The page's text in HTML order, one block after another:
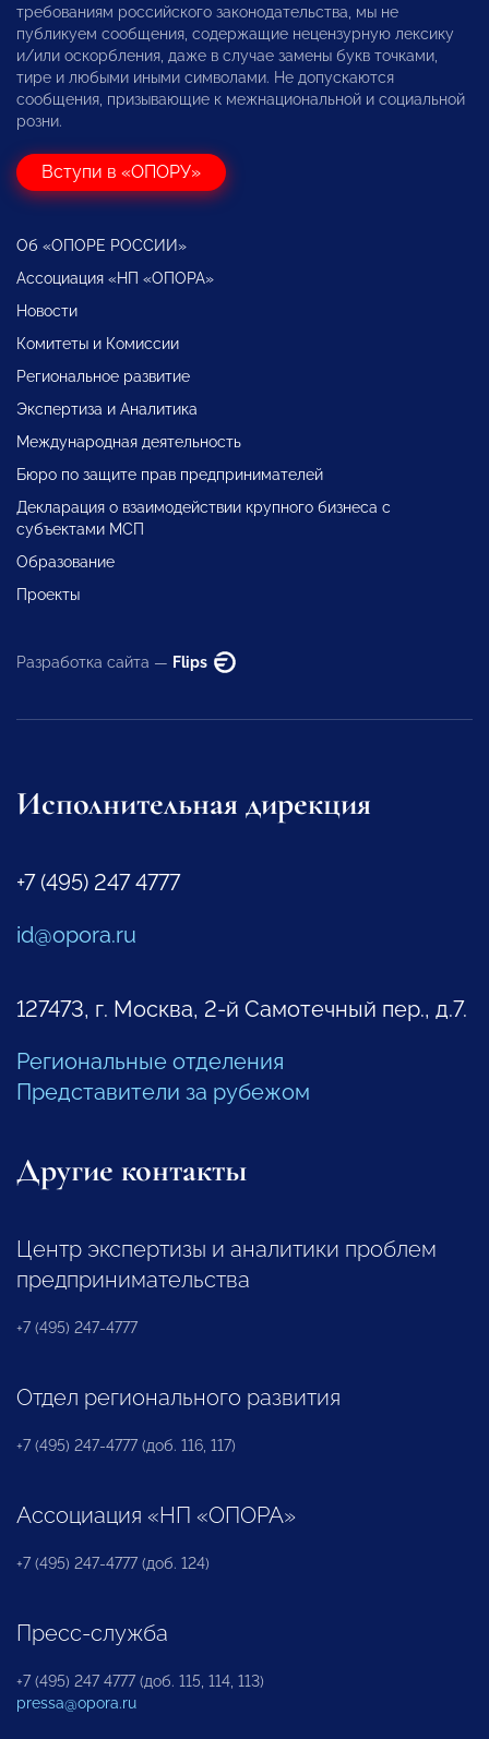
требованиям российского законодательства, мы не
публикуем сообщения, содержащие нецензурную лексику
и/или оскорбления, даже в случае замены букв точками,
тире и любыми иными символами. Не допускаются
сообщения, призывающие к межнациональной и социальной
розни.
Вступи в «ОПОРУ»
Об «ОПОРЕ РОССИИ»
Ассоциация «НП «ОПОРА»
Новости
Комитеты и Комиссии
Региональное развитие
Экспертиза и Аналитика
Международная деятельность
Бюро по защите прав предпринимателей
Декларация о взаимодействии крупного бизнеса с
субъектами МСП
Образование
Проекты
Разработка сайта — Flips
Исполнительная дирекция
+7 (495) 247 4777
id@opora.ru
127473, г. Москва, 2-й Самотечный пер., д.7.
Региональные отделения
Представители за рубежом
Другие контакты
Центр экспертизы и аналитики проблем
предпринимательства
+7 (495) 247-4777
Отдел регионального развития
+7 (495) 247-4777 (доб. 116, 117)
Ассоциация «НП «ОПОРА»
+7 (495) 247-4777 (доб. 124)
Пресс-служба
+7 (495) 247 4777 (доб. 115, 114, 113)
pressa@opora.ru